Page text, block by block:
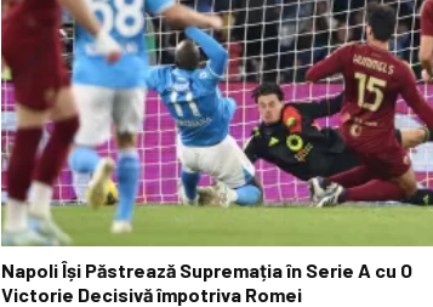
Napoli Își Păstrează Supremația în Serie A cu O
Victorie Decisivă împotriva Romei